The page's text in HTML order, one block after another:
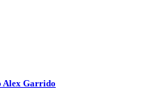
Alex Garrido